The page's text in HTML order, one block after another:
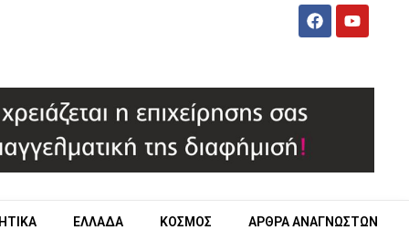
ΕΛΛΑΔΑ ΚΟΣΜΟΣ ΑΡΘΡΑ ΑΝΑΓΝΩΣΤΩΝ